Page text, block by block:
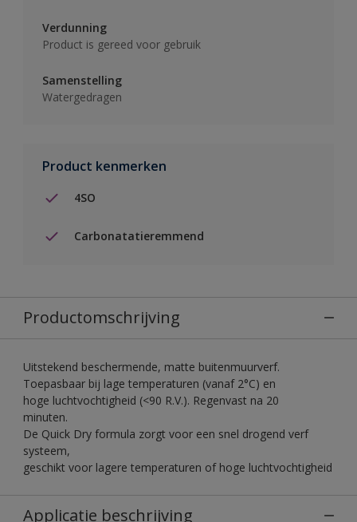
Verdunning
Product is gereed voor gebruik
Samenstelling
Watergedragen
Product kenmerken
4SO
Carbonatatieremmend
Productomschrijving
Uitstekend beschermende, matte buitenmuurverf.
Toepasbaar bij lage temperaturen (vanaf 2°C) en
hoge luchtvochtigheid (<90 R.V.). Regenvast na 20
minuten.
De Quick Dry formula zorgt voor een snel drogend verf
systeem,
geschikt voor lagere temperaturen of hoge luchtvochtigheid
Applicatie beschrijving